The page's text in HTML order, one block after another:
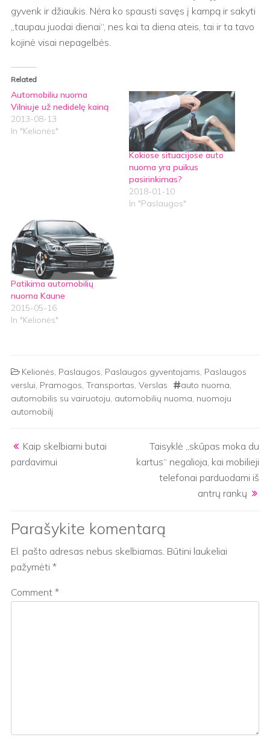
gyvenk ir džiaukis. Nėra ko spausti savęs į kampą ir sakyti
„taupau juodai dienai“, nes kai ta diena ateis, tai ir ta tavo
kojinė visai nepagelbės.
Related
Automobiliu nuoma
Vilniuje už nedidelę kainą
2013-08-13
In "Kelionės"
Kokiose situacijose auto
nuoma yra puikus
pasirinkimas?
2018-01-10
In "Paslaugos"
Patikima automobilių
nuoma Kaune
2015-05-16
In "Kelionės"
Kelionės, Paslaugos, Paslaugos gyventojams, Paslaugos
verslui, Pramogos, Transportas, Verslas auto nuoma,
automobilis su vairuotoju, automobilių nuoma, nuomoju
automobilį
Kaip skelbiami butai
pardavimui
Taisyklė „skūpas moka du
kartus“ negalioja, kai mobilieji
telefonai parduodami iš
antrų rankų
Parašykite komentarą
El. pašto adresas nebus skelbiamas. Būtini laukeliai
pažymėti *
Comment *